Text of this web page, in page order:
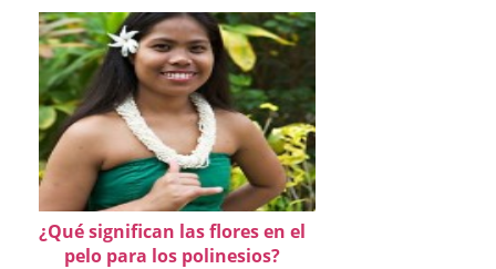
¿Qué significan las flores en el
pelo para los polinesios?